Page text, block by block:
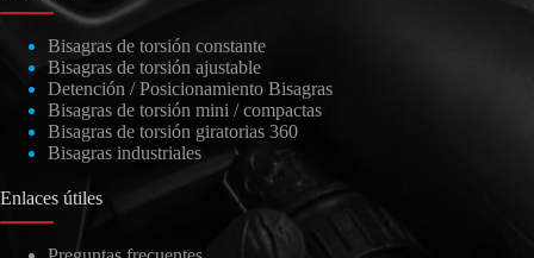
Bisagras de torsión constante
Bisagras de torsión ajustable
Detención / Posicionamiento Bisagras
Bisagras de torsión mini / compactas
Bisagras de torsión giratorias 360
Bisagras industriales
Enlaces útiles